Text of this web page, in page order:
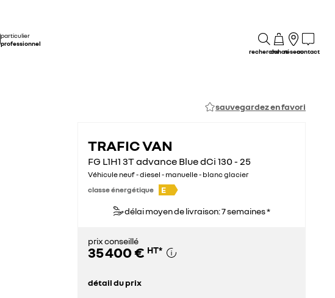
particulier
professionnel
rechercheachatréseaucontact
sauvegardez en favori
TRAFIC VAN
FG L1H1 3T advance Blue dCi 130 - 25
Véhicule neuf - diesel - manuelle - blanc glacier
classe énergétique
E
délai moyen de livraison: 7 semaines *
prix conseillé
35 400 € HT*
détail du prix